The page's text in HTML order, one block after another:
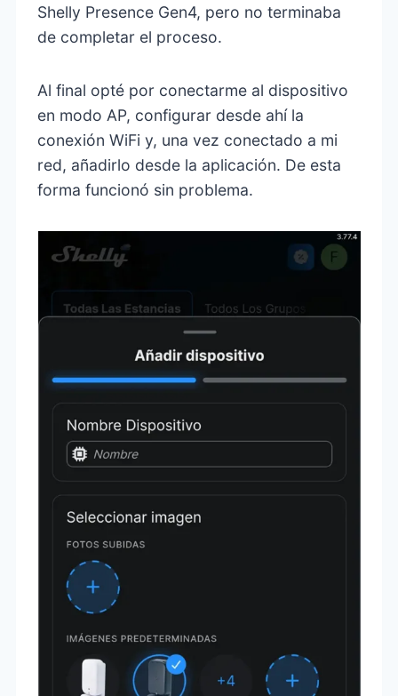
Shelly Presence Gen4, pero no terminaba
de completar el proceso.
Al final opté por conectarme al dispositivo
en modo AP, configurar desde ahí la
conexión WiFi y, una vez conectado a mi
red, añadirlo desde la aplicación. De esta
forma funcionó sin problema.